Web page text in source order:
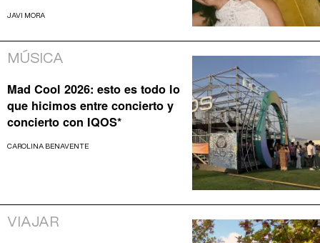
JAVI MORA
MÚSICA
Mad Cool 2026: esto es todo lo
que hicimos entre concierto y
concierto con IQOS*
CAROLINA BENAVENTE
VIAJAR